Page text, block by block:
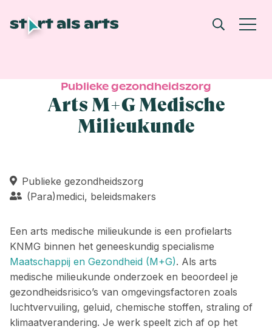
Publieke gezondheidszorg
Arts M+G Medische
Milieukunde
Publieke gezondheidszorg
(Para)medici, beleidsmakers
Een arts medische milieukunde is een profielarts
KNMG binnen het geneeskundig specialisme
Maatschappij en Gezondheid (M+G). Als arts
medische milieukunde onderzoek en beoordeel je
gezondheidsrisico’s van omgevingsfactoren zoals
luchtvervuiling, geluid, chemische stoffen, straling of
klimaatverandering. Je werk speelt zich af op het